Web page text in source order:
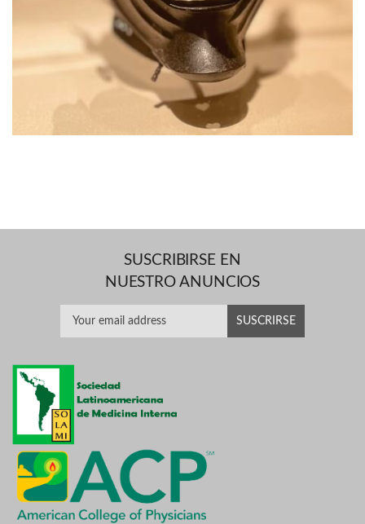
SUSCRIBIRSE EN
NUESTRO ANUNCIOS